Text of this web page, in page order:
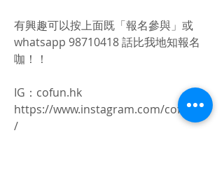
有興趣可以按上面既「報名參與」或
whatsapp 98710418話比我地知報名
咖！！
IG：cofun.hk
https://www.instagram.com/cofun.hk
/